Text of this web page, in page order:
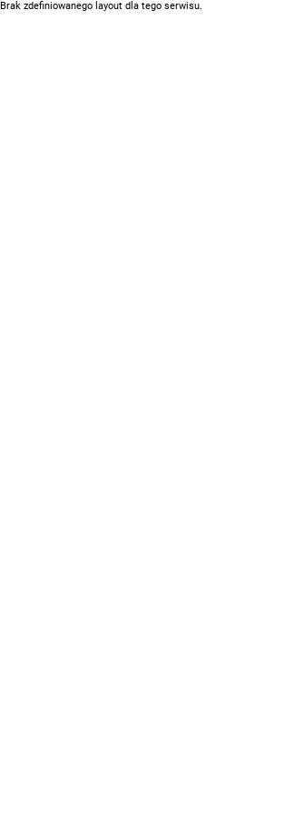
Brak zdefiniowanego layout dla tego serwisu.